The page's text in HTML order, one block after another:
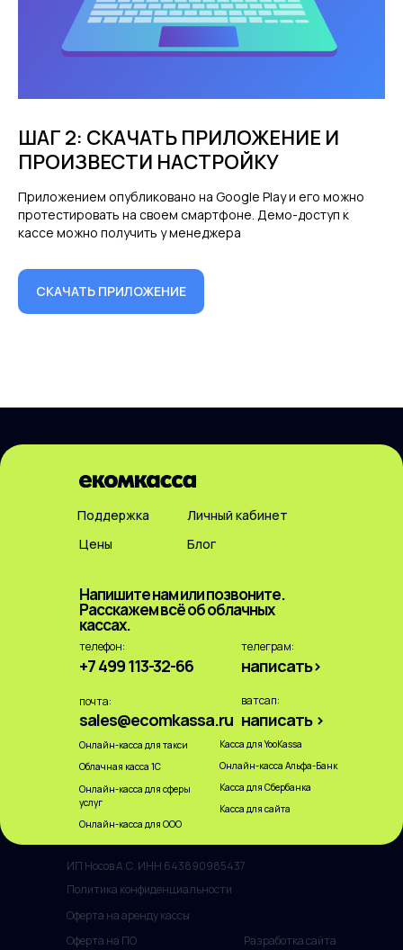
ШАГ 2: СКАЧАТЬ ПРИЛОЖЕНИЕ И
ПРОИЗВЕСТИ НАСТРОЙКУ
Приложением опубликовано на Google Play и его можно
протестировать на своем смартфоне. Демо-доступ к
кассе можно получить у менеджера
СКАЧАТЬ ПРИЛОЖЕНИЕ
Напишите нам или позвоните.
Расскажем всё об облачных
кассах.
Поддержка Личный кабинет
Политика конфиденциальности
Оферта на аренду кассы
Оферта на ПО
Разработка сайта
телефон:
почта:
+7 499 113-32-66
sales@ecomkassa.ru
телеграм:
написать>
ватсап:
написать >
Касса для YooKassa
ИП Носов А.С. ИНН 643890985437
Цены
Облачная касса 1С
Блог
Онлайн-касса для такси
Онлайн-касса для сферы
услуг
Онлайн-касса Альфа-Банк
Касса для Сбербанка
Касса для сайта
Онлайн-касса для ООО